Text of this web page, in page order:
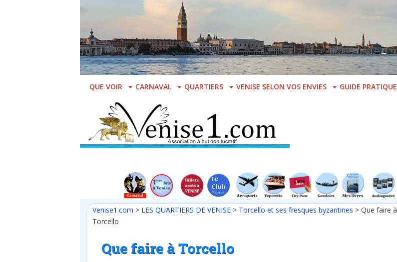
main
content
QUE VOIR CARNAVAL QUARTIERS VENISE SELON VOS ENVIES GUIDE PRATIQUE
Venise1.com > LES QUARTIERS DE VENISE > Torcello et ses fresques byzantines > Que faire à
Torcello
Que faire à Torcello